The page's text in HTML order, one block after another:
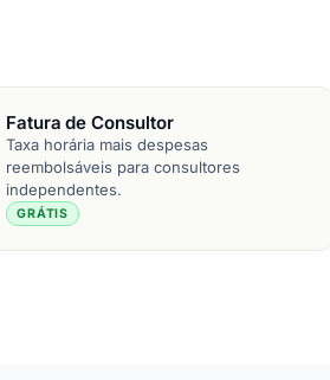
Fatura de Consultor
Taxa horária mais despesas
reembolsáveis para consultores
independentes.
GRÁTIS